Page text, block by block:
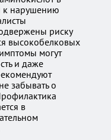
к нарушению
риску
высокобелковых
могут
и даже
забывать о
в